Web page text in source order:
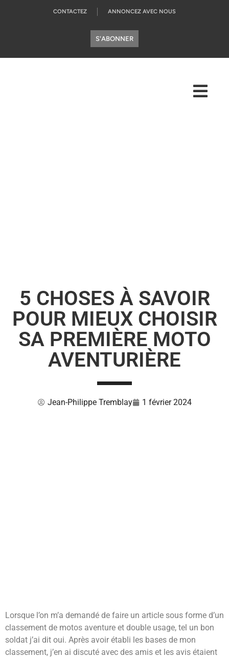
CONTACTEZ ANNONCEZ AVEC NOUS
S'ABONNER
5 CHOSES À SAVOIR
POUR MIEUX CHOISIR
SA PREMIÈRE MOTO
AVENTURIÈRE
Jean-Philippe Tremblay 1 février 2024
Lorsque l’on m’a demandé de faire un article sous forme d’un
classement de motos aventure et double usage, tel un bon
soldat j’ai dit oui. Après avoir établi les bases de mon
classement, j’en ai discuté avec des amis et les avis étaient